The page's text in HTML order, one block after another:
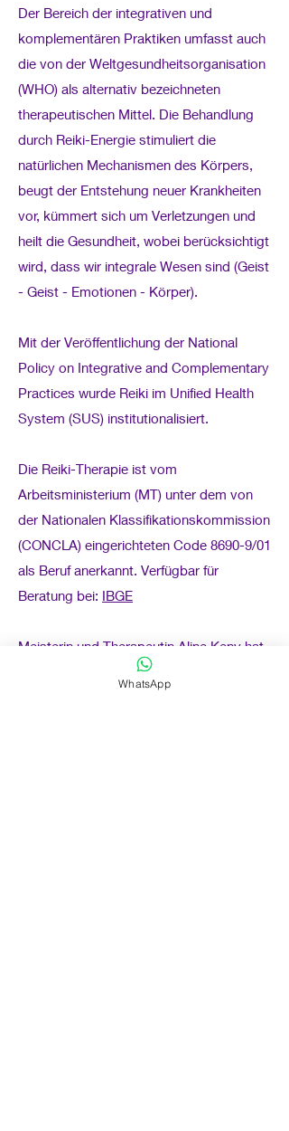
Der Bereich der integrativen und
komplementären Praktiken umfasst auch
die von der Weltgesundheitsorganisation
(WHO) als alternativ bezeichneten
therapeutischen Mittel. Die Behandlung
durch Reiki-Energie stimuliert die
natürlichen Mechanismen des Körpers,
beugt der Entstehung neuer Krankheiten
vor, kümmert sich um Verletzungen und
heilt die Gesundheit, wobei berücksichtigt
wird, dass wir integrale Wesen sind (Geist
- Geist - Emotionen - Körper).
Mit der Veröffentlichung der National
Policy on Integrative and Complementary
Practices wurde Reiki im Unified Health
System (SUS) institutionalisiert.
Die Reiki-Therapie ist vom
Arbeitsministerium (MT) unter dem von
der Nationalen Klassifikationskommission
(CONCLA) eingerichteten Code 8690-9/01
als Beruf anerkannt. Verfügbar für
Beratung bei: IBGE
Meisterin und Therapeutin Aline Keny hat
die bewährte Abstammung und bietet
WhatsApp